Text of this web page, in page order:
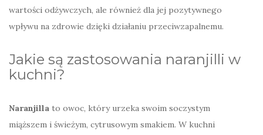
wartości odżywczych, ale również dla jej pozytywnego
wpływu na zdrowie dzięki działaniu przeciwzapalnemu.
Jakie są zastosowania naranjilli w
kuchni?
Naranjilla to owoc, który urzeka swoim soczystym
miąższem i świeżym, cytrusowym smakiem. W kuchni